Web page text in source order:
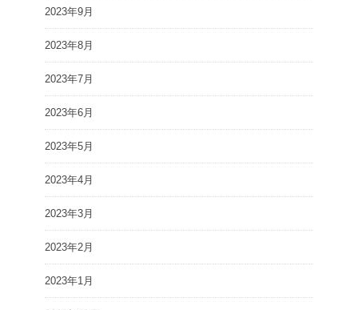
2023年9月
2023年8月
2023年7月
2023年6月
2023年5月
2023年4月
2023年3月
2023年2月
2023年1月